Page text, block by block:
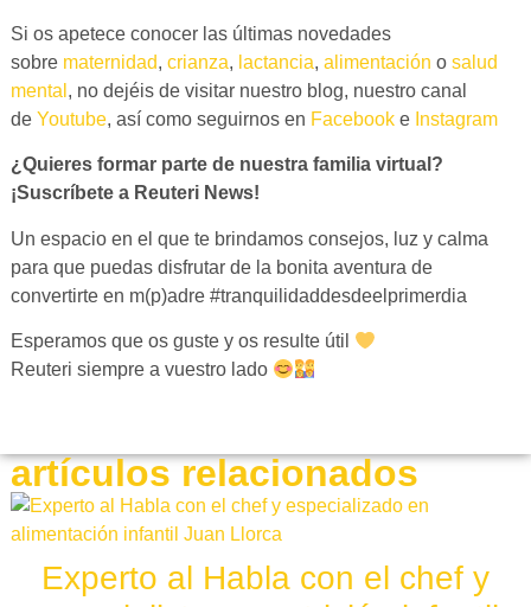
Si os apetece conocer las últimas novedades
sobre maternidad, crianza, lactancia, alimentación o salud
mental , no dejéis de visitar nuestro blog, nuestro canal
de Youtube, así como seguirnos en Facebooke Instagram
¿Quieres formar parte de nuestra familia virtual?
¡Suscríbete a Reuteri News!
Un espacio en el que te brindamos consejos, luz y calma
para que puedas disfrutar de la bonita aventura de
convertirte en m(p)adre #tranquilidaddesdeelprimerdia
Esperamos que os guste y os resulte útil
Reuteri siempre a vuestro lado
artículos relacionados
Experto al Habla con el chef y